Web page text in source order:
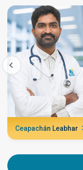
Ceapachán Leabhar